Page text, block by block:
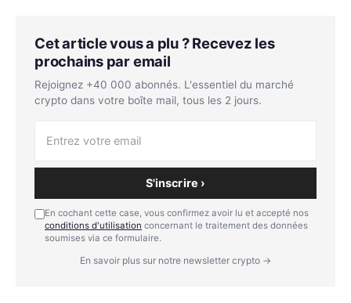
Cet article vous a plu ? Recevez les
prochains par email
Rejoignez +40 000 abonnés. L'essentiel du marché
crypto dans votre boîte mail, tous les 2 jours.
S'inscrire ›
En cochant cette case, vous confirmez avoir lu et accepté nos
conditions d'utilisation concernant le traitement des données
soumises via ce formulaire.
En savoir plus sur notre newsletter crypto →